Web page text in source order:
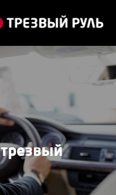
трезвый